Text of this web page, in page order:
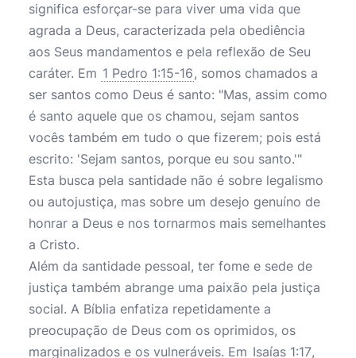
significa esforçar-se para viver uma vida que
agrada a Deus, caracterizada pela obediência
aos Seus mandamentos e pela reflexão de Seu
caráter. Em 1 Pedro 1:15-16, somos chamados a
ser santos como Deus é santo: "Mas, assim como
é santo aquele que os chamou, sejam santos
vocês também em tudo o que fizerem; pois está
escrito: 'Sejam santos, porque eu sou santo.'"
Esta busca pela santidade não é sobre legalismo
ou autojustiça, mas sobre um desejo genuíno de
honrar a Deus e nos tornarmos mais semelhantes
a Cristo.
Além da santidade pessoal, ter fome e sede de
justiça também abrange uma paixão pela justiça
social. A Bíblia enfatiza repetidamente a
preocupação de Deus com os oprimidos, os
marginalizados e os vulneráveis. Em Isaías 1:17,